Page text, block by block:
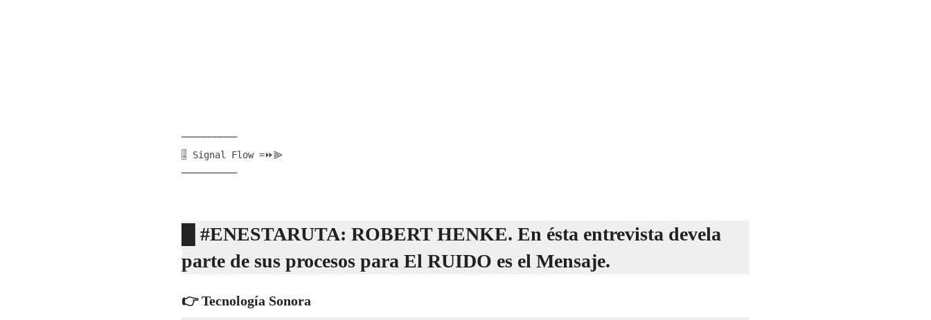
──────────
🎚️ Signal Flow =⏩⫸
──────────
█ #ENESTARUTA: ROBERT HENKE. En ésta entrevista devela
parte de sus procesos para El RUIDO es el Mensaje.
👉 Tecnología Sonora